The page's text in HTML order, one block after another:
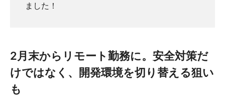
ました！
2月末からリモート勤務に。安全対策だ
けではなく、開発環境を切り替える狙い
も